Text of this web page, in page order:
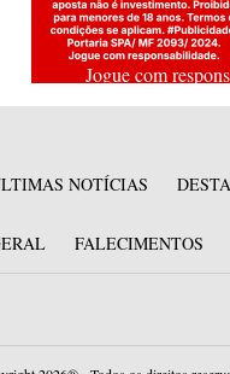
Jogue com
NOTÍCIAS
FALECIMENTOS